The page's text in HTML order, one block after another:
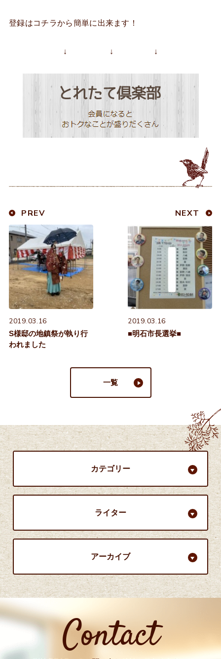
登録はコチラから簡単に出来ます！
↓ ↓ ↓
PREV
2019.03.16
S様邸の地鎮祭が執り行
われました
NEXT
2019.03.16
■明石市長選挙■
一覧
カテゴリー
ライター
アーカイブ
Contact